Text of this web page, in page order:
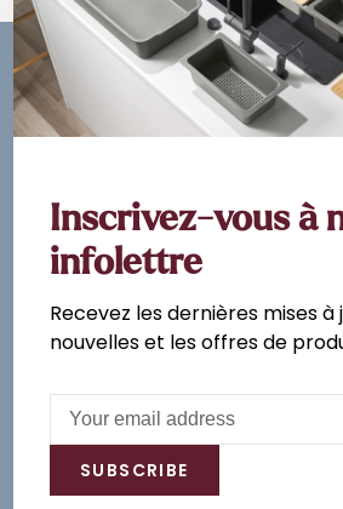
Sign up for our newsletter
Subscribe
Inscrivez-vous à
infolettre
Recevez les dernières mises à
nouvelles et les offres de
SUBSCRIBE